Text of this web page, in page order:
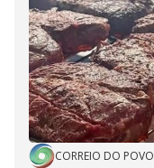
CORREIO DO POVO